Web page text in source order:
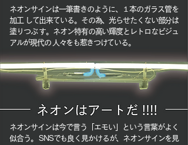
ネオンサインは一筆書きのように、１本のガラス管を
加工 して出来ている。その為、光らせたくない部分は
塗りつぶ す。ネオン特有の高い輝度とレトロなビジュ
アルが現代の 人々をも惹きつけている。
ネオンサインは今で言う「エモい」という言葉がよく
似合う。 SNSでも良く見かけるが、ネオンサインを見